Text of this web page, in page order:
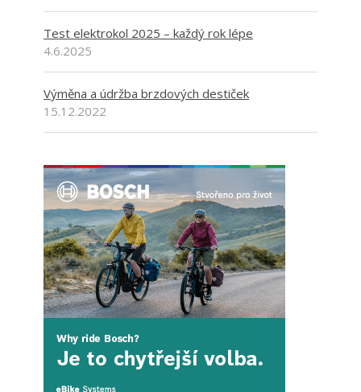
Test elektrokol 2025 – každý rok lépe
4.6.2025
Výměna a údržba brzdových destiček
15.12.2022